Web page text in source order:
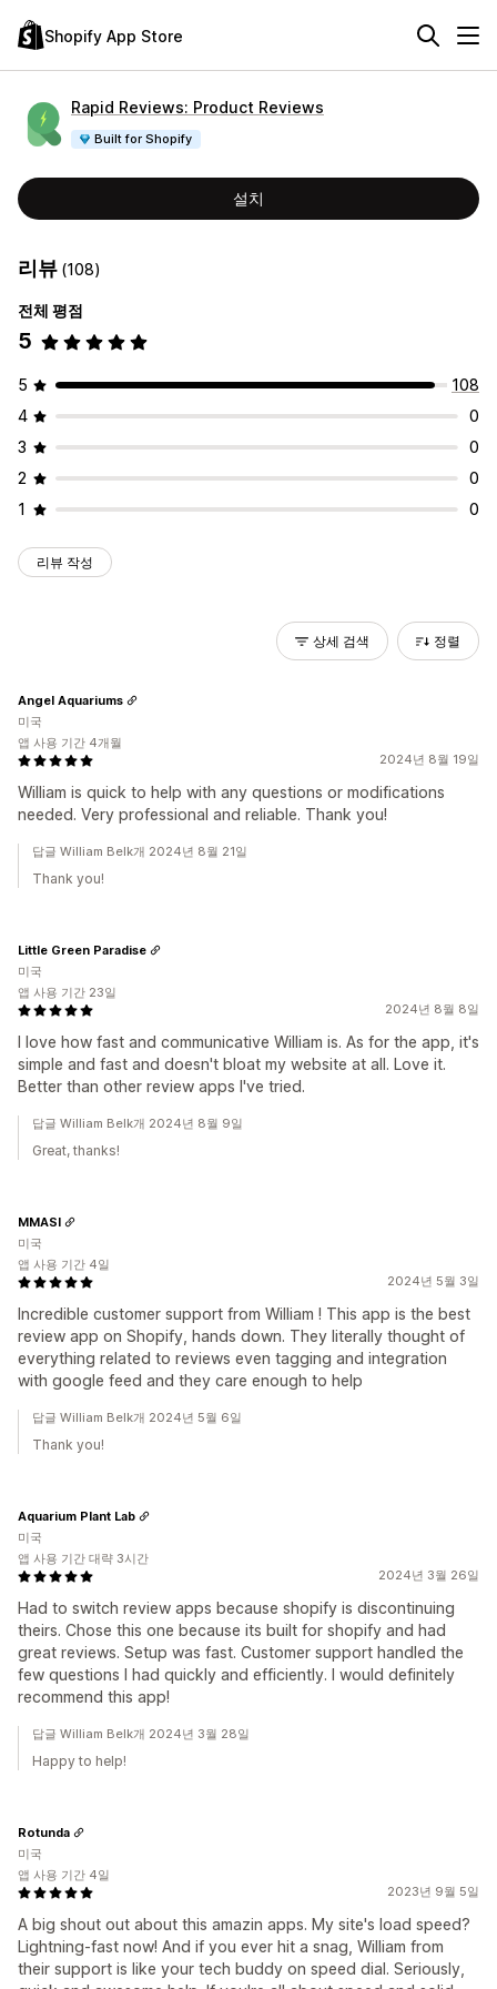
Shopify App Store
Rapid Reviews: Product Reviews
Built for Shopify
설치
리뷰 (108)
전체 평점
5
5
108
4
0
3
0
2
0
1
0
리뷰 작성
상세 검색 정렬
2024년 8월 19일
William is quick to help with any questions or modifications
needed. Very professional and reliable. Thank you!
Angel Aquariums
미국
앱 사용 기간 4개월
답글 William Belk개 2024년 8월 21일
Thank you!
2024년 8월 8일
I love how fast and communicative William is. As for the app, it's
simple and fast and doesn't bloat my website at all. Love it.
Better than other review apps I've tried.
Little Green Paradise
미국
앱 사용 기간 23일
답글 William Belk개 2024년 8월 9일
Great, thanks!
2024년 5월 3일
Incredible customer support from William ! This app is the best
review app on Shopify, hands down. They literally thought of
everything related to reviews even tagging and integration
with google feed and they care enough to help
MMASI
미국
앱 사용 기간 4일
답글 William Belk개 2024년 5월 6일
Thank you!
2024년 3월 26일
Had to switch review apps because shopify is discontinuing
theirs. Chose this one because its built for shopify and had
great reviews. Setup was fast. Customer support handled the
few questions I had quickly and efficiently. I would definitely
recommend this app!
Aquarium Plant Lab
미국
앱 사용 기간 대략 3시간
답글 William Belk개 2024년 3월 28일
Happy to help!
2023년 9월 5일
A big shout out about this amazin apps. My site's load speed?
Lightning-fast now! And if you ever hit a snag, William from
their support is like your tech buddy on speed dial. Seriously,
Rotunda
미국
앱 사용 기간 4일